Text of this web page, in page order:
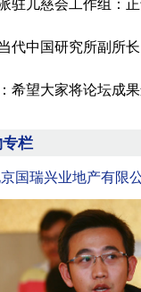
希望大家将论坛成
专栏
国瑞兴业地产有限